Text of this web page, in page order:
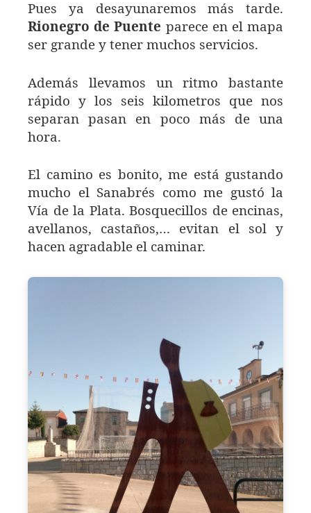
Pues ya desayunaremos más tarde.
Rionegro de Puente parece en el mapa
ser grande y tener muchos servicios.
Además llevamos un ritmo bastante
rápido y los seis kilometros que nos
separan pasan en poco más de una
hora.
El camino es bonito, me está gustando
mucho el Sanabrés como me gustó la
Vía de la Plata. Bosquecillos de encinas,
avellanos, castaños,… evitan el sol y
hacen agradable el caminar.